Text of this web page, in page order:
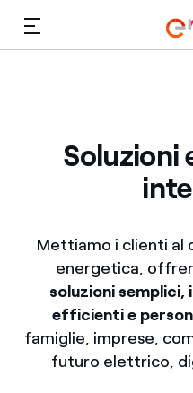
Soluzioni
Mettiamo i clienti al
energetica,
soluzioni
efficienti e
famiglie, imprese,
futuro elettrico,